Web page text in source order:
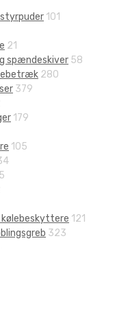
101
21
spændeskiver 58
280
379
179
105
kølebeskyttere 121
323